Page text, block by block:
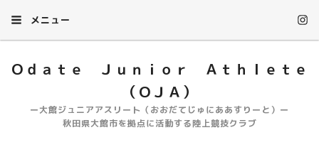
メニュー
Ｏｄａｔｅ Ｊｕｎｉｏｒ Ａｔｈｌｅｔｅ
（ＯＪＡ）
ー大館ジュニアアスリート（おおだてじゅにああすりーと）ー
秋田県大館市を拠点に活動する陸上競技クラブ